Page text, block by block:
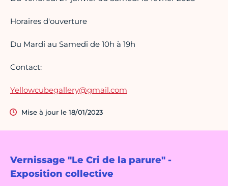
Vernissage "Le Cri de la parure" -
Exposition collective
Horaires d'ouverture
Du Mardi au Samedi de 10h à 19h
Contact:
Yellowcubegallery@gmail.com
Mise à jour le 18/01/2023